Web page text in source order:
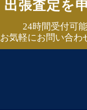
出張査定を
24時間受付可能
お気軽にお問い合わ